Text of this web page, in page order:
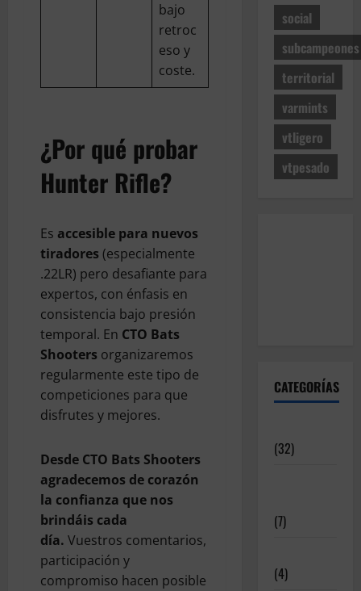
bajo
retroc
eso y
coste.
¿Por qué probar
Hunter Rifle?
Es accesible para nuevos
tiradores (especialmente
.22LR) pero desafiante para
expertos, con énfasis en
consistencia bajo presión
temporal. En CTO Bats
Shooters organizaremos
regularmente este tipo de
competiciones para que
disfrutes y mejores.
Desde CTO Bats Shooters
agradecemos de corazón
la confianza que nos
brindáis cada
día. Vuestros comentarios,
participación y
compromiso hacen posible
social
subcampeones
territorial
varmints
vtligero
vtpesado
CATEGORÍAS
(32)
(7)
(4)